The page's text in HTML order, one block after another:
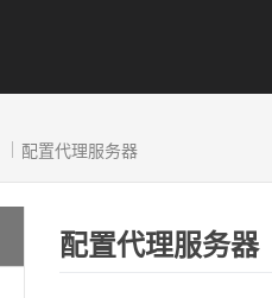
配置代理服务器
配置代理服务器